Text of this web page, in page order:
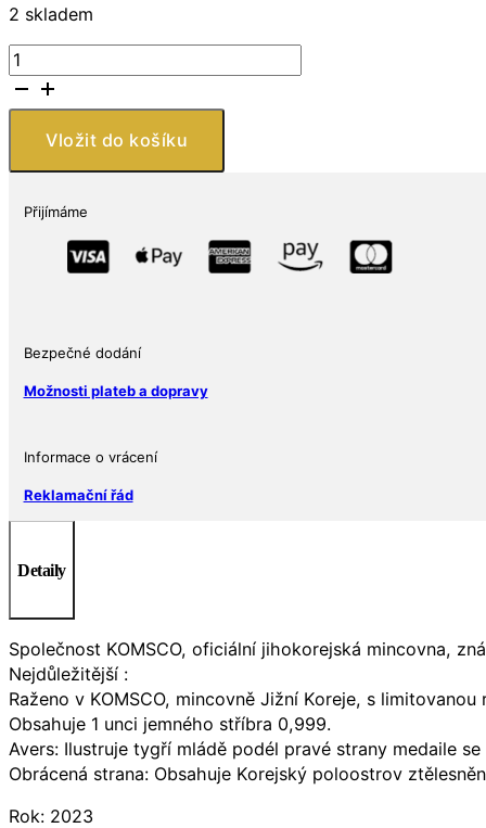
2 skladem
KOMSCO
Stříbrná
mince
Tiger
Oz
Jižní
množství
Vložit do košíku
Přijímáme
Bezpečné dodání
Možnosti plateb a dopravy
Informace o vrácení
Reklamační řád
Detaily
Společnost KOMSCO, oficiální jihokorejská mincovna,
Nejdůležitější :
Raženo v KOMSCO, mincovně Jižní Koreje, s
Obsahuje 1 unci jemného stříbra 0,999.
Avers: Ilustruje tygří mládě podél pravé strany medaile
Obrácená strana: Obsahuje Korejský poloostrov
Rok: 2023